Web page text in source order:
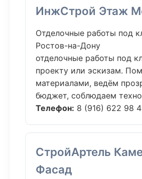
ИнжСтрой Этаж
Отделочные работы под
Ростов-на-Дону
отделочные работы под
проекту или эскизам.
материалами, ведём
бюджет, соблюдаем
Телефон: 8 (916) 622 98
СтройАртель
Фасад